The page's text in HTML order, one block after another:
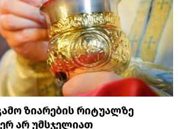
ზიარების რიტუალზე
არ უმსჯელიათ